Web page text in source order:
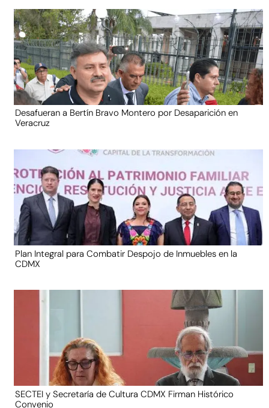
Desafueran a Bertín Bravo Montero por Desaparición en
Veracruz
Plan Integral para Combatir Despojo de Inmuebles en la
CDMX
SECTEI y Secretaría de Cultura CDMX Firman Histórico
Convenio